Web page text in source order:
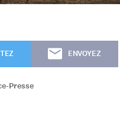
ENVOYEZ
Presse